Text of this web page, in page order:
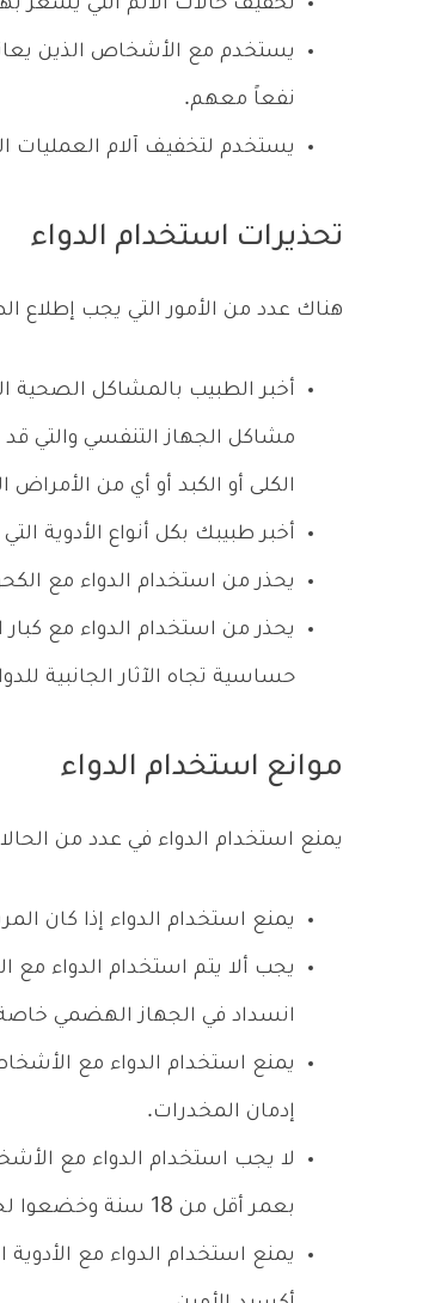
يستخدم مع الأشخاص الذين
نفعاً معهم.
يستخدم لتخفيف آلام العمليات
تحذيرات استخدام الدواء
هناك عدد من الأمور التي يجب إطلاع
أخبر الطبيب بالمشاكل الصحية
مشاكل الجهاز التنفسي والتي
الكلى أو الكبد أو أي من الأمراض
أخبر طبيبك بكل أنواع الأدوية
يحذر من استخدام الدواء مع
حساسية تجاه الآثار الجانبية
موانع استخدام الدواء
يمنع استخدام الدواء في عدد من
يمنع استخدام الدواء إذا كان
يجب ألا يتم استخدام الدواء
انسداد في الجهاز الهضمي
يمنع استخدام الدواء مع
إدمان المخدرات.
بعمر أقل من 18 سنة وخضعوا لجراحة لإزالة اللوزتين أو اللحمية مؤخراً.
يمنع استخدام الدواء مع